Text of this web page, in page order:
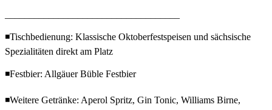
◾Tischbedienung: Klassische Oktoberfestspeisen und sächsische
Spezialitäten direkt am Platz
◾Festbier: Allgäuer Büble Festbier
◾Weitere Getränke: Aperol Spritz, Gin Tonic, Williams Birne,